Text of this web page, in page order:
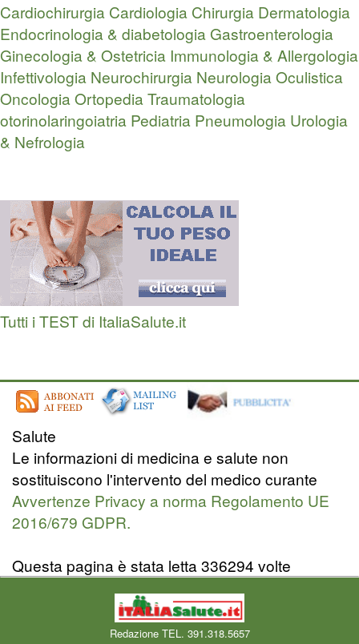
Cardiochirurgia Cardiologia Chirurgia Dermatologia
Endocrinologia & diabetologia Gastroenterologia
Ginecologia & Ostetricia Immunologia & Allergologia
Infettivologia Neurochirurgia NeurologiaOculistica
OncologiaOrtopedia Traumatologia
otorinolaringoiatria Pediatria Pneumologia Urologia
& Nefrologia
Tutti i TEST di ItaliaSalute.it
Salute
Le informazioni di medicina e salute non
sostituiscono l'intervento del medico curante
Avvertenze Privacy a norma Regolamento UE
2016/679 GDPR.
Questa pagina è stata letta 336294 volte
Redazione TEL. 391.318.5657